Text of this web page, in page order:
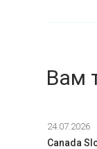
Вам
24.07.2026
Canada